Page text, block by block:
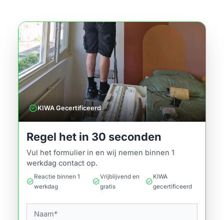
verifiedKIWA Gecertificeerd
Regel het in 30 seconden
Vul het formulier in en wij nemen binnen 1
werkdag contact op.
check_circle
Reactie binnen 1
werkdag
check_circle
Vrijblijvend en
gratis
check_circle
KIWA
gecertificeerd